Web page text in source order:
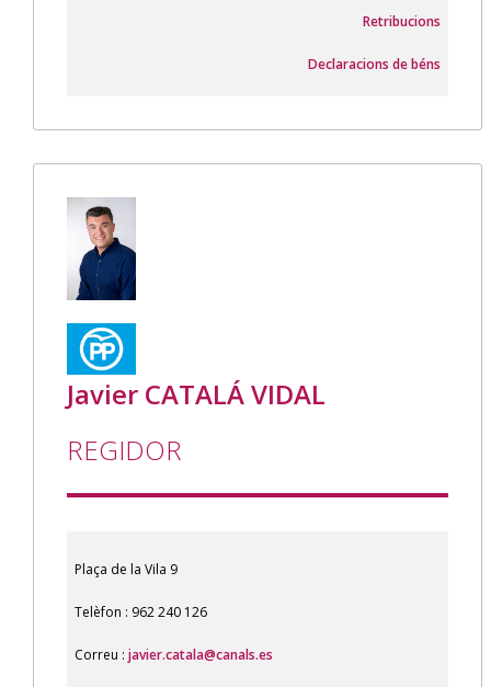
Retribucions
Declaracions de béns
Javier CATALÁ VIDAL
REGIDOR
Plaça de la Vila 9
Telèfon : 962 240 126
Correu : javier.catala@canals.es